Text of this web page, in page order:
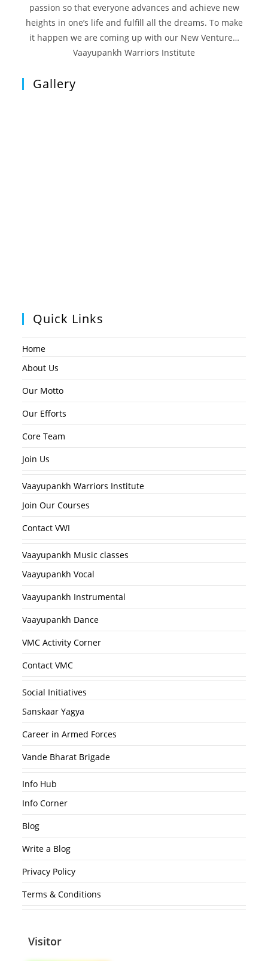
passion so that everyone advances and achieve new
heights in one’s life and fulfill all the dreams. To make
it happen we are coming up with our New Venture…
Vaayupankh Warriors Institute
Gallery
Quick Links
Home
About Us
Our Motto
Our Efforts
Core Team
Join Us
Vaayupankh Warriors Institute
Join Our Courses
Contact VWI
Vaayupankh Music classes
Vaayupankh Vocal
Vaayupankh Instrumental
Vaayupankh Dance
VMC Activity Corner
Contact VMC
Social Initiatives
Sanskaar Yagya
Career in Armed Forces
Vande Bharat Brigade
Info Hub
Info Corner
Blog
Write a Blog
Privacy Policy
Terms & Conditions
Visitor